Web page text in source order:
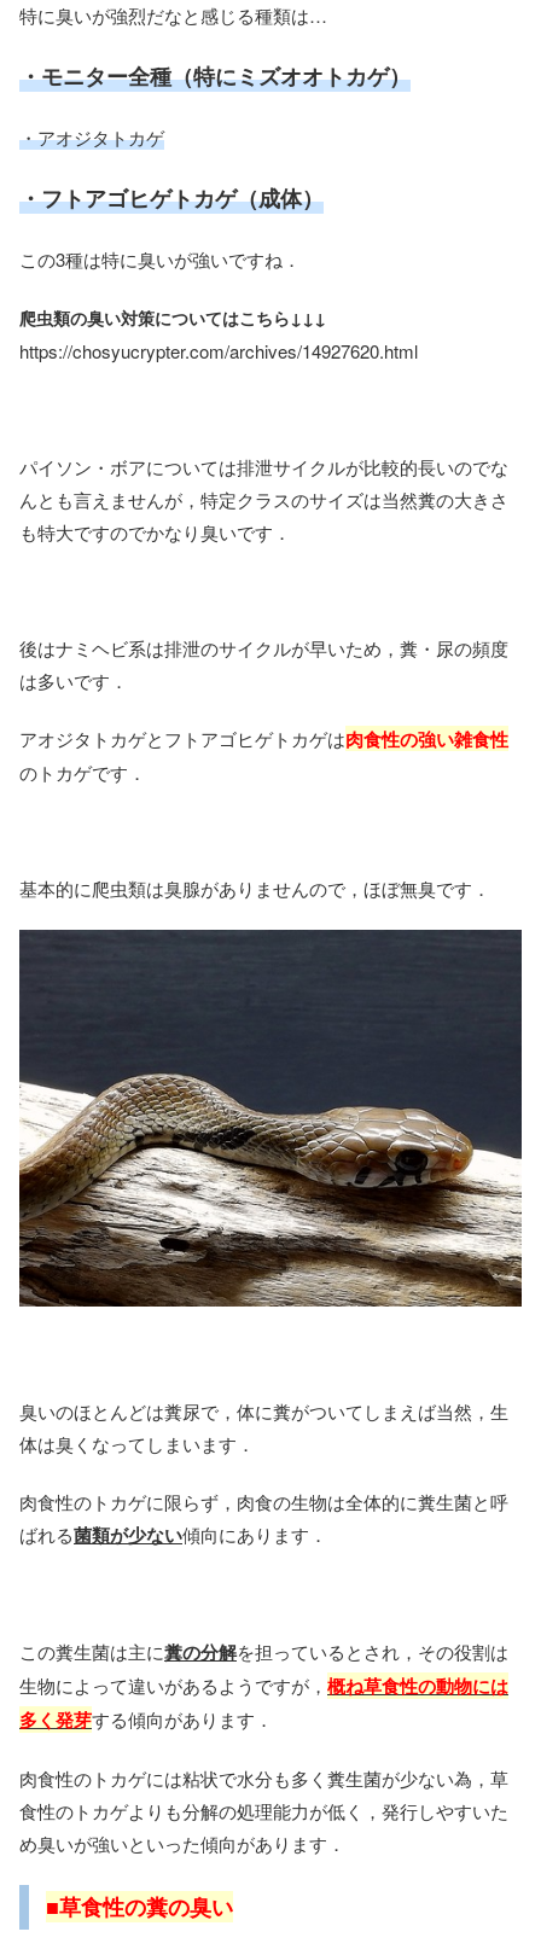
特に臭いが強烈だなと感じる種類は…
・モニター全種（特にミズオオトカゲ）
・アオジタトカゲ
・フトアゴヒゲトカゲ（成体）
この3種は特に臭いが強いですね．
爬虫類の臭い対策についてはこちら↓↓↓
https://chosyucrypter.com/archives/14927620.html
パイソン・ボアについては排泄サイクルが比較的長いのでな
んとも言えませんが，特定クラスのサイズは当然糞の大きさ
も特大ですのでかなり臭いです．
後はナミヘビ系は排泄のサイクルが早いため，糞・尿の頻度
は多いです．
アオジタトカゲとフトアゴヒゲトカゲは肉食性の強い雑食性
のトカゲです．
基本的に爬虫類は臭腺がありませんので，ほぼ無臭です．
臭いのほとんどは糞尿で，体に糞がついてしまえば当然，生
体は臭くなってしまいます．
肉食性のトカゲに限らず，肉食の生物は全体的に糞生菌と呼
ばれる菌類が少ない傾向にあります．
この糞生菌は主に糞の分解を担っているとされ，その役割は
生物によって違いがあるようですが， 概ね草食性の動物には
多く発芽する傾向があります．
肉食性のトカゲには粘状で水分も多く糞生菌が少ない為，草
食性のトカゲよりも分解の処理能力が低く，発行しやすいた
め臭いが強いといった傾向があります．
■草食性の糞の臭い